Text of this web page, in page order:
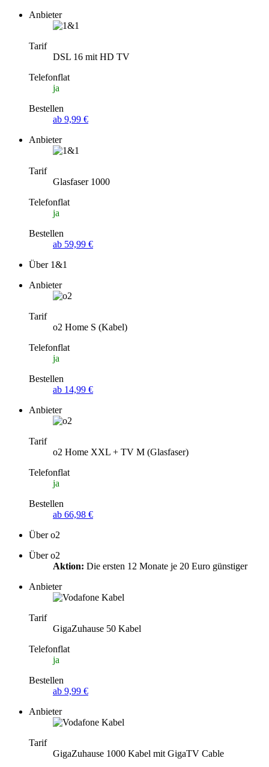
Anbieter
Tarif
DSL 16 mit HD TV
Telefonflat
ja
Bestellen
ab 9,99 €
Anbieter
Tarif
Glasfaser 1000
Telefonflat
ja
Bestellen
ab 59,99 €
Über 1&1
Anbieter
Tarif
o2 Home S (Kabel)
Telefonflat
ja
Bestellen
ab 14,99 €
Anbieter
Tarif
o2 Home XXL + TV M (Glasfaser)
Telefonflat
ja
Bestellen
ab 66,98 €
Über o2
Über o2
Aktion: Die ersten 12 Monate je 20 Euro günstiger
Anbieter
Tarif
GigaZuhause 50 Kabel
Telefonflat
ja
Bestellen
ab 9,99 €
Anbieter
Tarif
GigaZuhause 1000 Kabel mit GigaTV Cable